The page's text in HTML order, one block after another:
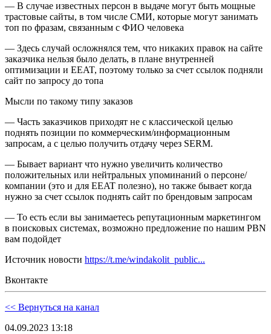
— В случае известных персон в выдаче могут быть мощные
трастовые сайты, в том числе СМИ, которые могут занимать
топ по фразам, связанным с ФИО человека
— Здесь случай осложнялся тем, что никаких правок на сайте
заказчика нельзя было делать, в плане внутренней
оптимизации и EEAT, поэтому только за счет ссылок подняли
сайт по запросу до топа
Мысли по такому типу заказов
— Часть заказчиков приходят не с классической целью
поднять позиции по коммерческим/информационным
запросам, а с целью получить отдачу через SERM.
— Бывает вариант что нужно увеличить количество
положительных или нейтральных упоминаний о персоне/
компании (это и для EEAT полезно), но также бывает когда
нужно за счет ссылок поднять сайт по брендовым запросам
— То есть если вы занимаетесь репутационным маркетингом
в поисковых системах, возможно предложение по нашим PBN
вам подойдет
Источник новости https://t.me/windakolit_public...
Вконтакте
<< Вернуться на канал
04.09.2023 13:18